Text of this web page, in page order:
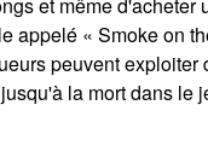
appelé « Smoke on
peuvent exploiter
la mort dans le